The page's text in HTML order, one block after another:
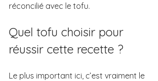
réconcilié avec le tofu.
Quel tofu choisir pour
réussir cette recette ?
Le plus important ici, c’est vraiment le